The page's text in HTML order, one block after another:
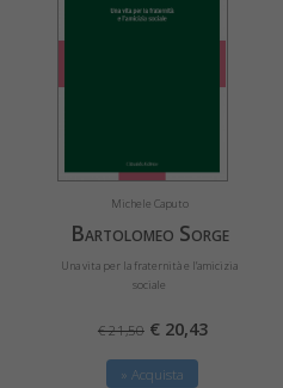
Michele Caputo
Bartolomeo Sorge
Una vita per la fraternità e l’amicizia
sociale
€ 21,50 € 20,43
» Acquista